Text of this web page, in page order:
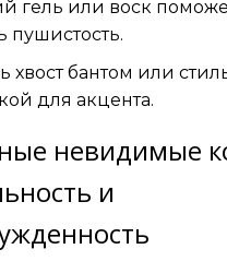
гель или воск
пушистость.
хвост бантом или
для акцента.
невидимые
и